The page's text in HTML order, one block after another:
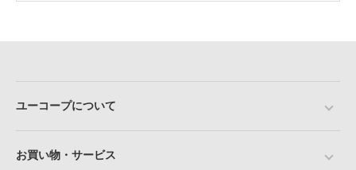
ユーコープについて
お買い物・サービス